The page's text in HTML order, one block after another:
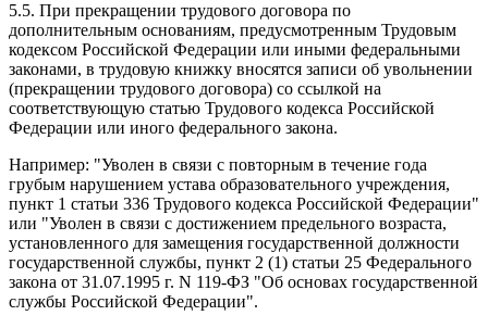
5.5. При прекращении трудового договора по
дополнительным основаниям, предусмотренным Трудовым
кодексом Российской Федерации или иными федеральными
законами, в трудовую книжку вносятся записи об увольнении
(прекращении трудового договора) со ссылкой на
соответствующую статью Трудового кодекса Российской
Федерации или иного федерального закона.
Например: "Уволен в связи с повторным в течение года
грубым нарушением устава образовательного учреждения,
пункт 1 статьи 336 Трудового кодекса Российской Федерации"
или "Уволен в связи с достижением предельного возраста,
установленного для замещения государственной должности
государственной службы, пункт 2 (1) статьи 25 Федерального
закона от 31.07.1995 г. N 119-ФЗ "Об основах государственной
службы Российской Федерации".